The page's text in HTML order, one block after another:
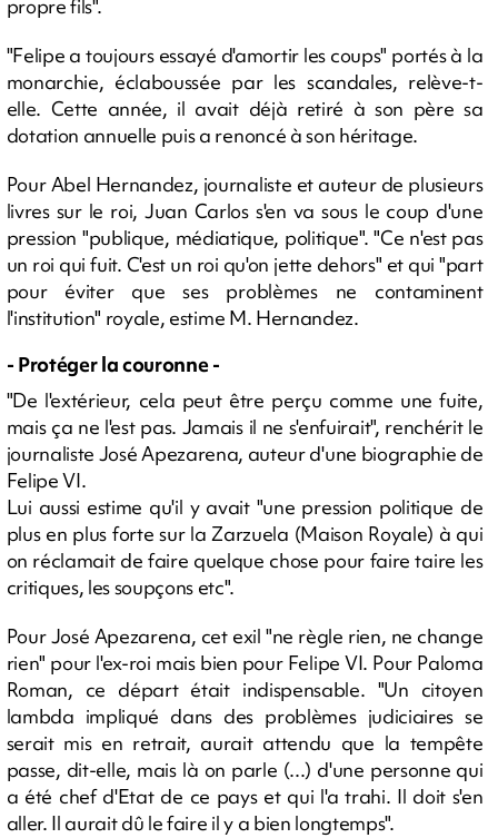
propre fils".
"Felipe a toujours essayé d'amortir les coups" portés à la
monarchie, éclaboussée par les scandales, relève-t-
elle. Cette année, il avait déjà retiré à son père sa
dotation annuelle puis a renoncé à son héritage.
Pour Abel Hernandez, journaliste et auteur de plusieurs
livres sur le roi, Juan Carlos s'en va sous le coup d'une
pression "publique, médiatique, politique". "Ce n'est pas
un roi qui fuit. C'est un roi qu'on jette dehors" et qui "part
pour éviter que ses problèmes ne contaminent
l'institution" royale, estime M. Hernandez.
- Protéger la couronne -
"De l'extérieur, cela peut être perçu comme une fuite,
mais ça ne l'est pas. Jamais il ne s'enfuirait", renchérit le
journaliste José Apezarena, auteur d'une biographie de
Felipe VI.
Lui aussi estime qu'il y avait "une pression politique de
plus en plus forte sur la Zarzuela (Maison Royale) à qui
on réclamait de faire quelque chose pour faire taire les
critiques, les soupçons etc".
Pour José Apezarena, cet exil "ne règle rien, ne change
rien" pour l'ex-roi mais bien pour Felipe VI. Pour Paloma
Roman, ce départ était indispensable. "Un citoyen
lambda impliqué dans des problèmes judiciaires se
serait mis en retrait, aurait attendu que la tempête
passe, dit-elle, mais là on parle (...) d'une personne qui
a été chef d'Etat de ce pays et qui l'a trahi. Il doit s'en
aller. Il aurait dû le faire il y a bien longtemps".